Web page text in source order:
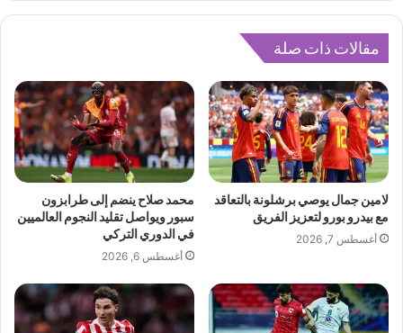
مقالات ذات صلة
لامين جمال يوصي برشلونة بالتعاقد
مع بيدرو بورو لتعزيز الفريق
أغسطس 7, 2026
محمد صلاح ينضم إلى طرابزون
سبور ويواصل تقليد النجوم العالميين
في الدوري التركي
أغسطس 6, 2026